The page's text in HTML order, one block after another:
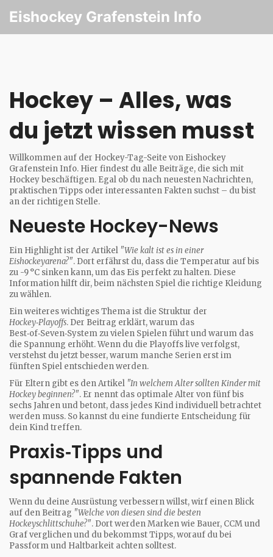
Eishockey Grafenstein Info
Hockey – Alles, was
du jetzt wissen musst
Willkommen auf der Hockey-Tag-Seite von Eishockey
Grafenstein Info. Hier findest du alle Beiträge, die sich mit
Hockey beschäftigen. Egal ob du nach neuesten Nachrichten,
praktischen Tipps oder interessanten Fakten suchst – du bist
an der richtigen Stelle.
Neueste Hockey-News
Ein Highlight ist der Artikel "Wie kalt ist es in einer
Eishockeyarena?". Dort erfährst du, dass die Temperatur auf bis
zu -9 °C sinken kann, um das Eis perfekt zu halten. Diese
Information hilft dir, beim nächsten Spiel die richtige Kleidung
zu wählen.
Ein weiteres wichtiges Thema ist die Struktur der
Hockey‑Playoffs. Der Beitrag erklärt, warum das
Best‑of‑Seven‑System zu vielen Spielen führt und warum das
die Spannung erhöht. Wenn du die Playoffs live verfolgst,
verstehst du jetzt besser, warum manche Serien erst im
fünften Spiel entschieden werden.
Für Eltern gibt es den Artikel "In welchem Alter sollten Kinder mit
Hockey beginnen?". Er nennt das optimale Alter von fünf bis
sechs Jahren und betont, dass jedes Kind individuell betrachtet
werden muss. So kannst du eine fundierte Entscheidung für
dein Kind treffen.
Praxis‑Tipps und
spannende Fakten
Wenn du deine Ausrüstung verbessern willst, wirf einen Blick
auf den Beitrag "Welche von diesen sind die besten
Hockeyschlittschuhe?". Dort werden Marken wie Bauer, CCM und
Graf verglichen und du bekommst Tipps, worauf du bei
Passform und Haltbarkeit achten solltest.